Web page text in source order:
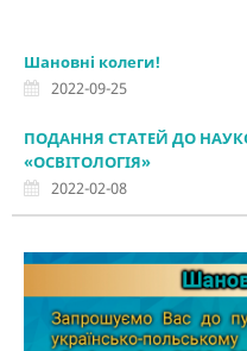
Шановні колеги!
2022-09-25
ПОДАННЯ СТАТЕЙ ДО
«ОСВІТОЛОГІЯ»
2022-02-08